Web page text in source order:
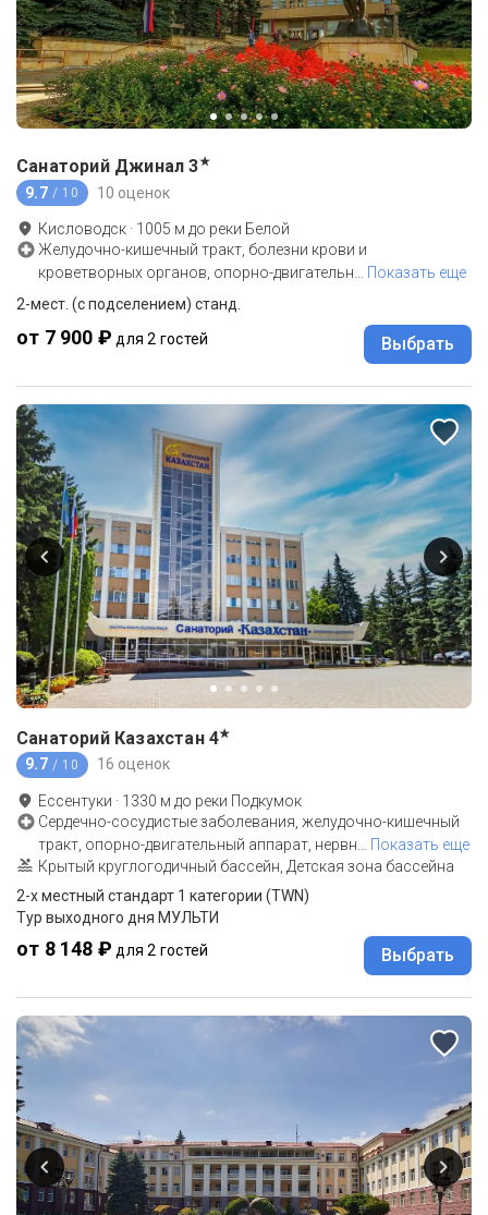
Санаторий Джинал 3★
9.7 / 10 10 оценок
Кисловодск · 1005 м до реки Белой
Желудочно-кишечный тракт, болезни крови и
кроветворных органов, опорно-двигательн… Показать еще
2-мест. (с подселением) станд.
от 7 900 ₽ для 2 гостей Выбрать
Санаторий Казахстан 4★
9.7 / 10 16 оценок
Ессентуки · 1330 м до реки Подкумок
Сердечно-сосудистые заболевания, желудочно-кишечный
тракт, опорно-двигательный аппарат, нервн
Показать еще
Крытый круглогодичный бассейн, Детская зона бассейна
2-x местный стандарт 1 категории (TWN)
Тур выходного дня МУЛЬТИ
от 8 148 ₽ для 2 гостей Выбрать